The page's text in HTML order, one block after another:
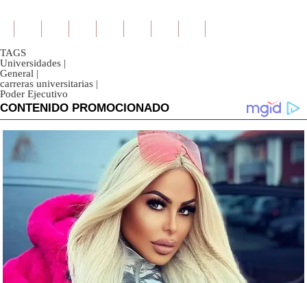
TAGS
Universidades |
General |
carreras universitarias |
Poder Ejecutivo